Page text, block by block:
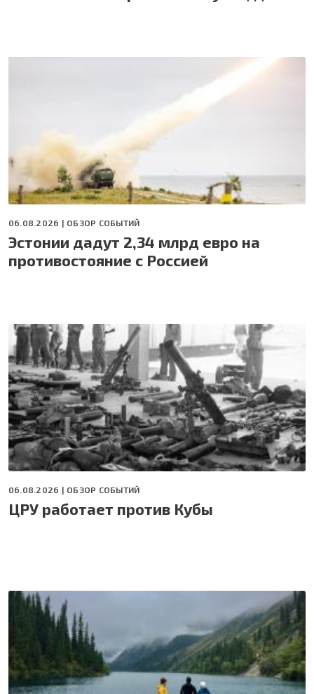
06.08.2026 | ОБЗОР СОБЫТИЙ
Эстонии дадут 2,34 млрд евро на
противостояние с Россией
06.08.2026 | ОБЗОР СОБЫТИЙ
ЦРУ работает против Кубы